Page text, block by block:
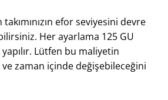
efor seviyesini devre
Her ayarlama 125 GU
yapılır. Lütfen bu maliyetin
zaman içinde değişebileceğini